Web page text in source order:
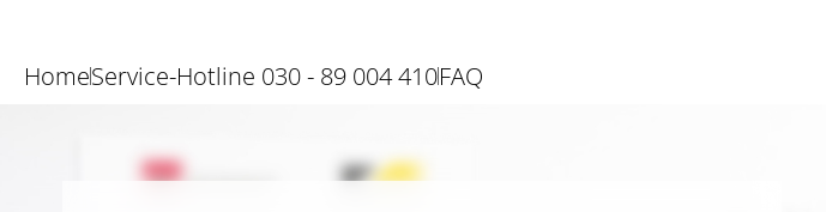
HomeService-Hotline 030 - 89 004 410FAQ